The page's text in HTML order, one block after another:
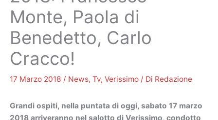
Monte, Paola di
Benedetto, Carlo
Cracco!
17 Marzo 2018 / News, Tv, Verissimo / Di Redazione
Grandi ospiti, nella puntata di oggi, sabato 17 marzo
2018 arriveranno nel salotto di Verissimo, condotto